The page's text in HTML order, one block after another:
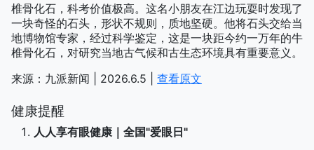
椎骨化石，科考价值极高。这名小朋友在江边玩耍时发现了
一块奇怪的石头，形状不规则，质地坚硬。他将石头交给当
地博物馆专家，经过科学鉴定，这是一块距今约一万年的牛
椎骨化石，对研究当地古气候和古生态环境具有重要意义。
来源：九派新闻 | 2026.6.5 | 查看原文
健康提醒
人人享有眼健康｜全国"爱眼日"